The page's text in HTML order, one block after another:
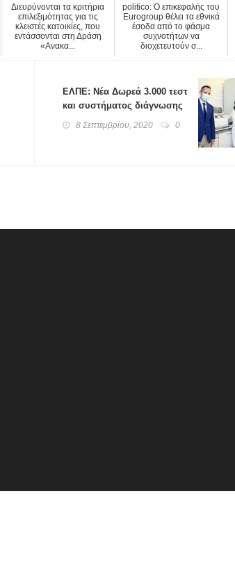
Διευρύνονται τα κριτήρια
επιλεξιμότητας για τις
κλειστές κατοικίες, που
εντάσσονται στη Δράση
«Ανακα...
politico: Ο επικεφαλής του
Eurogroup θέλει τα εθνικά
έσοδα από το φάσμα
συχνοτήτων να
διοχετευτούν σ...
ΕΛΠΕ: Νέα Δωρεά 3.000 τεστ
και συστήματος διάγνωσης
COVID-19 στο Θριάσιο
Νοσοκομείο
8 Σεπτεμβρίου, 2020 0